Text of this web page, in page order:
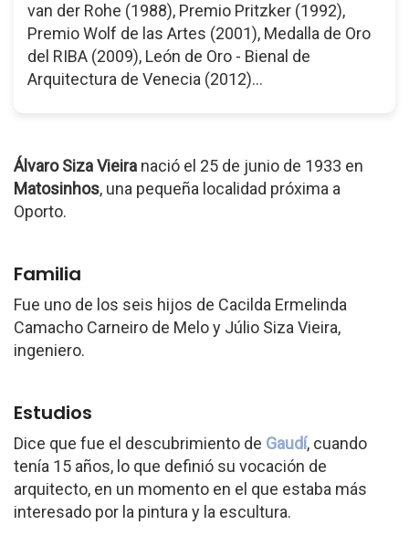
van der Rohe (1988), Premio Pritzker (1992),
Premio Wolf de las Artes (2001), Medalla de Oro
del RIBA (2009), León de Oro - Bienal de
Arquitectura de Venecia (2012)...
Álvaro Siza Vieira nació el 25 de junio de 1933 en
Matosinhos, una pequeña localidad próxima a
Oporto.
Familia
Fue uno de los seis hijos de Cacilda Ermelinda
Camacho Carneiro de Melo y Júlio Siza Vieira,
ingeniero.
Estudios
Dice que fue el descubrimiento de Gaudí, cuando
tenía 15 años, lo que definió su vocación de
arquitecto, en un momento en el que estaba más
interesado por la pintura y la escultura.